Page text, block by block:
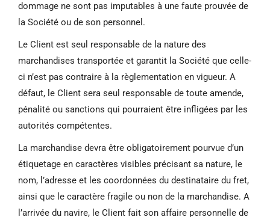
dommage ne sont pas imputables à une faute prouvée de
la Société ou de son personnel.
Le Client est seul responsable de la nature des
marchandises transportée et garantit la Société que celle-
ci n’est pas contraire à la règlementation en vigueur. A
défaut, le Client sera seul responsable de toute amende,
pénalité ou sanctions qui pourraient être infligées par les
autorités compétentes.
La marchandise devra être obligatoirement pourvue d’un
étiquetage en caractères visibles précisant sa nature, le
nom, l’adresse et les coordonnées du destinataire du fret,
ainsi que le caractère fragile ou non de la marchandise. A
l’arrivée du navire, le Client fait son affaire personnelle de